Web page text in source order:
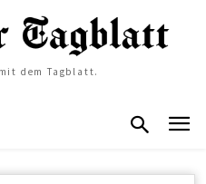
dem Tagblatt.